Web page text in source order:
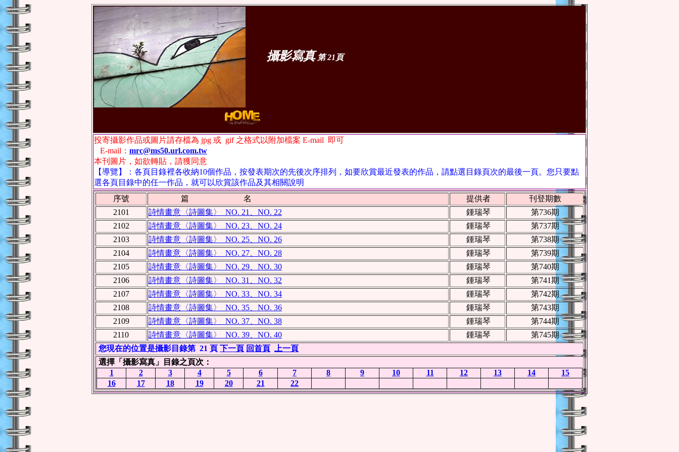
攝影寫真第 21頁
投寄攝影作品或圖片請存檔為 jpg 或 gif 之格式以附加檔案 E-mail
即可
E-mail： mrc@ms50.url.com.tw
本刊圖片，如欲轉貼，請獲同意
【導覽】：各頁目錄裡各收納10個作品，按發表期次的先後次序排列，如要欣賞最近發表的作品，請點選目錄頁次的最後一頁。您只要點
選各頁目錄中的任一作品，就可以欣賞該作品及其相關說明
序號
篇 名 提供者
刊登期數
2101
詩情畫意〈詩圖集〉 NO. 21、NO. 22 鍾瑞琴
第736期
2102
詩情畫意〈詩圖集〉 NO. 23、NO. 24 鍾瑞琴
第737期
2103
詩情畫意〈詩圖集〉 NO. 25、NO. 26 鍾瑞琴
第738期
2104
詩情畫意〈詩圖集〉 NO. 27、NO. 28 鍾瑞琴
第739期
2105
詩情畫意〈詩圖集〉 NO. 29、NO. 30 鍾瑞琴
第740期
2106
詩情畫意〈詩圖集〉 NO. 31、NO. 32 鍾瑞琴
第741期
2107
詩情畫意〈詩圖集〉 NO. 33、NO. 34 鍾瑞琴
第742期
2108
詩情畫意〈詩圖集〉 NO. 35、NO. 36 鍾瑞琴
第743期
2109
詩情畫意〈詩圖集〉 NO. 37、NO. 38 鍾瑞琴
第744期
2110
詩情畫意〈詩圖集〉 NO. 39、NO. 40 鍾瑞琴
第745期
您現在的位置是攝影目錄第 21 頁 下一頁 回首頁
上一頁
選擇「攝影寫真」目錄之頁次：
1
2 3 4 5 6 7 8 9 10 11 12 13 14
15
16
17 18 19 20 21 22